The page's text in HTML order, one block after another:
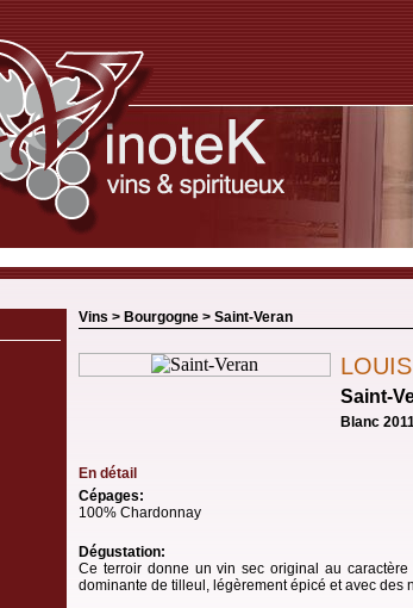
Vins > Bourgogne > Saint-Veran
Saint-
Blanc
En détail
Cépages:
100% Chardonnay
Dégustation:
Ce terroir donne un vin sec original au
dominante de tilleul, légèrement épicé et avec des